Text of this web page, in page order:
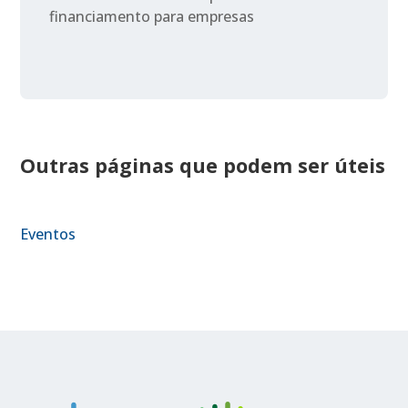
financiamento para empresas
Outras páginas que podem ser úteis
Eventos